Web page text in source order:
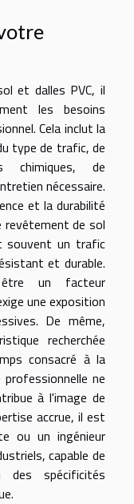
et dalles PVC, il
les besoins
Cela inclut la
type de trafic, de
chimiques, de
nécessaire.
et la durabilité
revêtement de sol
souvent un trafic
et durable.
un facteur
une exposition
De même,
recherchée
consacré à la
ne
à l'image de
accrue, il est
ou un ingénieur
capable de
spécificités